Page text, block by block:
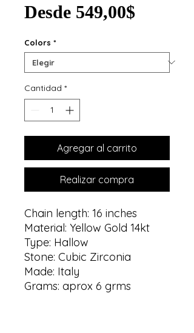
Desde 549,00$Precio
Colors *
Cantidad *
Agregar al carrito
Realizar compra
Chain length: 16 inches
Material: Yellow Gold 14kt
Type: Hallow
Stone: Cubic Zirconia
Made: Italy
Grams: aprox 6 grms